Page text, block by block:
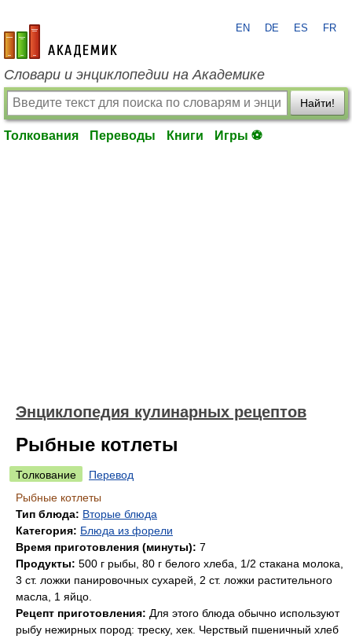
academic.ru
EN DE ES FR
Словари и энциклопедии на Академике
Найти!
Толкования Переводы Книги Игры ⚽
Энциклопедия кулинарных рецептов
Рыбные котлеты
Толкование
Перевод
Рыбные котлеты
Тип блюда: Вторые блюда
Категория: Блюда из форели
Время приготовления (минуты): 7
Продукты: 500 г рыбы, 80 г белого хлеба, 1/2 стакана молока,
3 ст. ложки панировочных сухарей, 2 ст. ложки растительного
масла, 1 яйцо.
Рецепт приготовления: Для этого блюда обычно используют
рыбу нежирных пород: треску, хек. Черствый пшеничный хлеб